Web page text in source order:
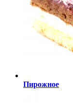
Пирожное